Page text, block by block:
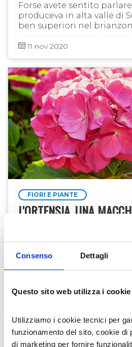
Consenso Dettagli
Questo sito web utilizza i cookie
Utilizziamo i cookie tecnici per
funzionamento del sito, cookie di
di marketing per fornire
Forse avete sentito
produceva in alta valle di
ben superiori nel
marmotte. La marmotta
roditore tipico delle …
11 nov 2020
FIORI E PIANTE
L'ORTENSIA, UNA
CHE, ANCHE IN
GIARDINI E BALCONI
Rosa, azzurre, blu,
addirittura rosse. Sono
l'ortensia, pianta